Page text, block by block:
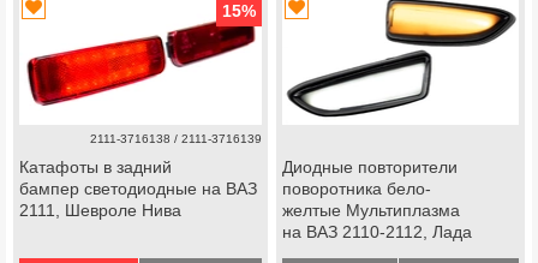
15%
2111-3716138 / 2111-3716139
Катафоты в задний
бампер светодиодные на ВАЗ
2111, Шевроле Нива
Диодные повторители
поворотника бело-
желтые Мультиплазма
на ВАЗ 2110-2112, Лада